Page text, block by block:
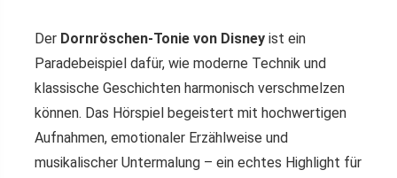
Der Dornröschen-Tonie von Disney ist ein
Paradebeispiel dafür, wie moderne Technik und
klassische Geschichten harmonisch verschmelzen
können. Das Hörspiel begeistert mit hochwertigen
Aufnahmen, emotionaler Erzählweise und
musikalischer Untermalung – ein echtes Highlight für